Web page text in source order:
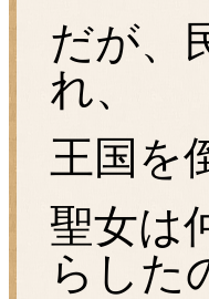
だが、
れ、
王国を
聖女は
らした